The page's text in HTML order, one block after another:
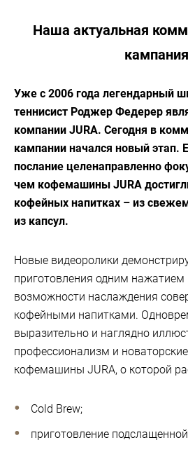
Наша актуальная
кампания
Уже с 2006 года легендарный
теннисист Роджер Федерер
компании JURA. Сегодня в
кампании начался новый этап.
послание целенаправленно
чем кофемашины JURA
кофейных напитках – из
из капсул.
Новые видеоролики
приготовления одним нажатием
возможности наслаждения
кофейными напитками.
выразительно и наглядно
профессионализм и
кофемашины JURA, о которой
Cold Brew;
приготовление